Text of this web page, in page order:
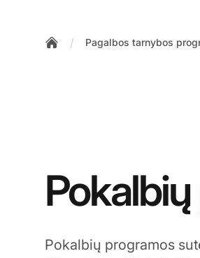
/ Pagalbos tarnybos
Pokalbių programos